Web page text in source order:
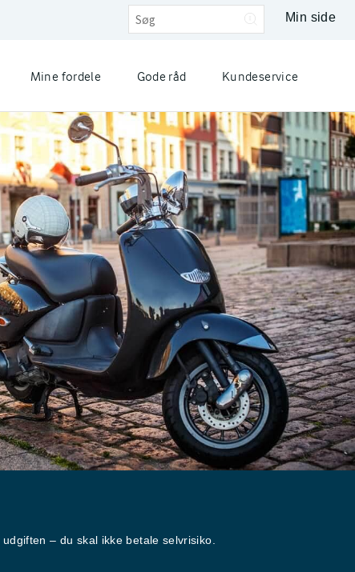
Min side
Mine fordele Gode råd Kundeservice
– du skal ikke betale selvrisiko.